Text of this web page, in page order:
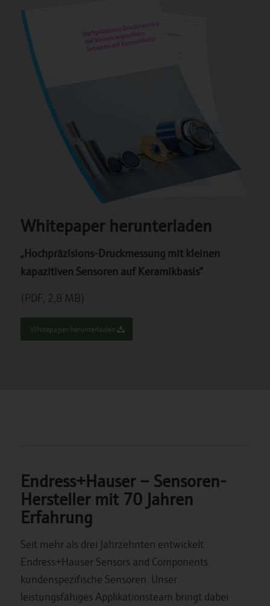
Whitepaper herunterladen
„Hochpräzisions-Druckmessung mit kleinen
kapazitiven Sensoren auf Keramikbasis“
(PDF, 2,8 MB)
Whitepaper herunterladen
Endress+Hauser – Sensoren-
Hersteller mit 70 Jahren
Erfahrung
Seit mehr als drei Jahrzehnten entwickelt
Endress+Hauser Sensors and Components
kundenspezifische Sensoren. Unser
leistungsfähiges Applikationsteam bringt dabei